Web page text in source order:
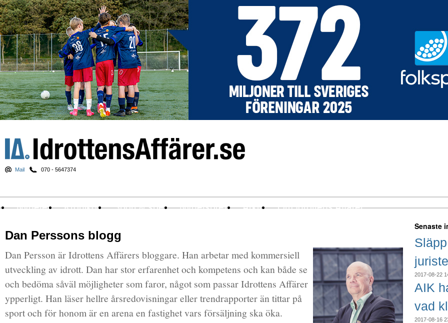
Mail 070 - 5647374
Nyheter Krönikor Sport & spel Nyhetsbrev Arkiv Om Idrottens Affärer
Dan Perssons blogg
Dan Persson är Idrottens Affärers bloggare. Han arbetar med kommersiell
utveckling av idrott. Dan har stor erfarenhet och kompetens och kan både se
och bedöma såväl möjligheter som faror, något som passar Idrottens Affärer
ypperligt. Han läser hellre årsredovisningar eller trendrapporter än tittar på
sport och för honom är en arena en fastighet vars försäljning ska öka.
Senaste
2017-08-22
AIK
vad
2017-08-16